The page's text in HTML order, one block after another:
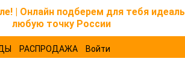
| Онлайн подберем для тебя
любую точку России
РАСПРОДАЖА Войти